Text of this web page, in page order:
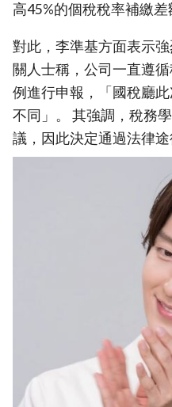
高45%的個稅稅率補繳差
對此，李準基方面表示
關人士稱，公司一直遵
例進行申報，「國稅廳
不同」。 其強調，稅務
議，因此決定通過法律途